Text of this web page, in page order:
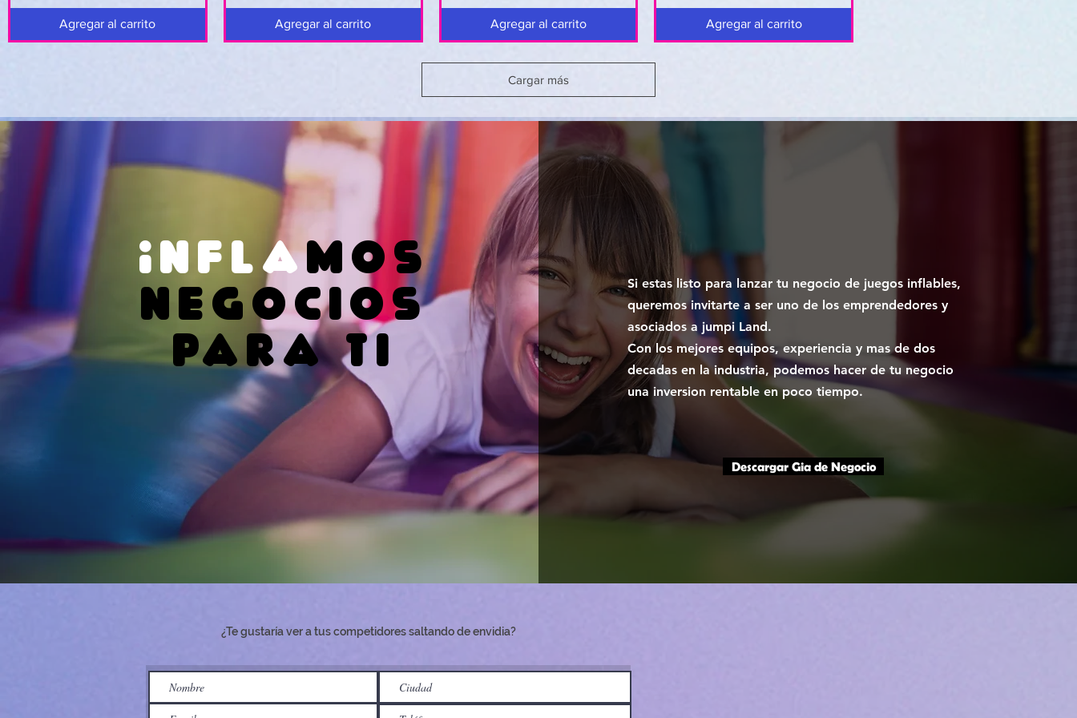
Agregar al carrito Agregar al carrito Agregar al carrito Agregar al carrito
Cargar más
inflaMOS
NEGOCIOS
PARA TI
Si estas listo para lanzar tu negocio de juegos inflables,
queremos invitarte a ser uno de los emprendedores y
asociados a jumpi Land.
Con los mejores equipos, experiencia y mas de dos
decadas en la industria, podemos hacer de tu negocio
una inversion rentable en poco tiempo.
Descargar Gia de Negocio
¿Te gustaría ver a tus competidores saltando de envidia?